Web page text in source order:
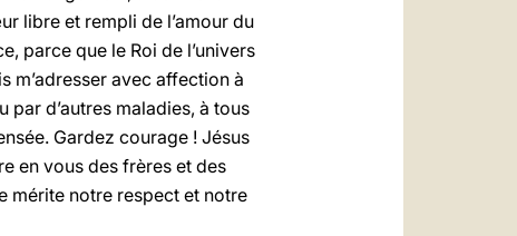
libre et rempli de l’amour du
parce que le Roi de l’univers
m’adresser avec affection à
d’autres maladies, à tous
Gardez courage ! Jésus
en vous des frères et des
mérite notre respect et notre